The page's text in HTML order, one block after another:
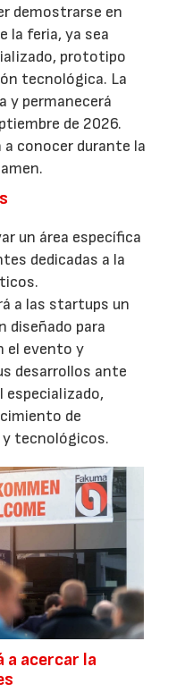
demostrarse en
la feria, ya sea
prototipo
tecnológica. La
y permanecerá
de 2026.
a conocer durante la
un área específica
dedicadas a la
a las startups un
diseñado para
el evento y
desarrollos ante
especializado,
de
tecnológicos.
a acercar la